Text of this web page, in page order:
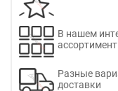
В нашем
ассортимент
Разные
доставки